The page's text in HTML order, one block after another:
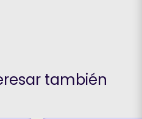
también